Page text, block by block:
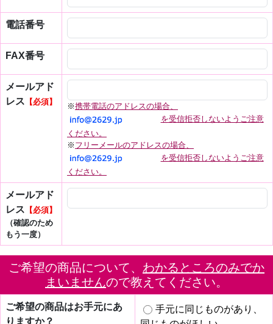
電話番号
FAX番号
メールアド
レス 【必須】 ※携帯電話のアドレスの場合、
を受信拒否しないようご注意
ください。
※ フリーメールのアドレスの場合、
を受信拒否しないようご注意
ください。
メールアド
レス 【必須】
（確認のため
もう一度）
ご希望の商品について、 わかるところのみでか
まいませんので教えてください。
ご希望の商品はお手元にあ
りますか？
手元に同じものがあり、